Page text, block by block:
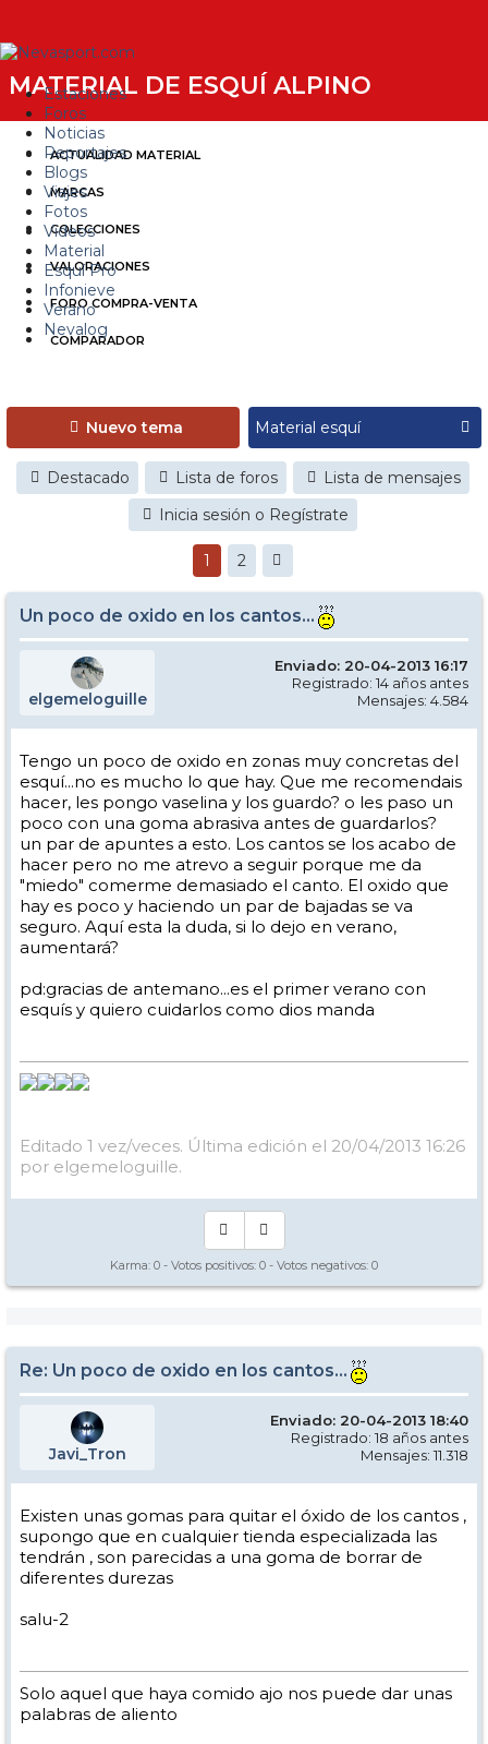
Estaciones
Foros
Noticias
Reportajes
Blogs
Viajes
Fotos
Videos
Material
Esquí Pro
Infonieve
Verano
Nevalog
MATERIAL DE ESQUÍ ALPINO
ACTUALIDAD MATERIAL
MARCAS
COLECCIONES
VALORACIONES
FORO COMPRA-VENTA
COMPARADOR
Nuevo tema
Destacado Lista de foros
Lista de mensajes
Inicia sesión o Regístrate
1 2
Un poco de oxido en los cantos...
elgemeloguille
Enviado: 20-04-2013 16:17
Registrado: 14 años antes
Mensajes: 4.584
Tengo un poco de oxido en zonas muy concretas del
esquí...no es mucho lo que hay. Que me recomendais
hacer, les pongo vaselina y los guardo? o les paso un
poco con una goma abrasiva antes de guardarlos?
un par de apuntes a esto. Los cantos se los acabo de
hacer pero no me atrevo a seguir porque me da
"miedo" comerme demasiado el canto. El oxido que
hay es poco y haciendo un par de bajadas se va
seguro. Aquí esta la duda, si lo dejo en verano,
aumentará?
pd:gracias de antemano...es el primer verano con
esquís y quiero cuidarlos como dios manda
Editado 1 vez/veces. Última edición el 20/04/2013 16:26
por elgemeloguille.
Karma: 0 - Votos positivos: 0 - Votos negativos: 0
Re: Un poco de oxido en los cantos...
Javi_Tron
Enviado: 20-04-2013 18:40
Registrado: 18 años antes
Mensajes: 11.318
Existen unas gomas para quitar el óxido de los cantos ,
supongo que en cualquier tienda especializada las
tendrán , son parecidas a una goma de borrar de
diferentes durezas
salu-2
Solo aquel que haya comido ajo nos puede dar unas
palabras de aliento